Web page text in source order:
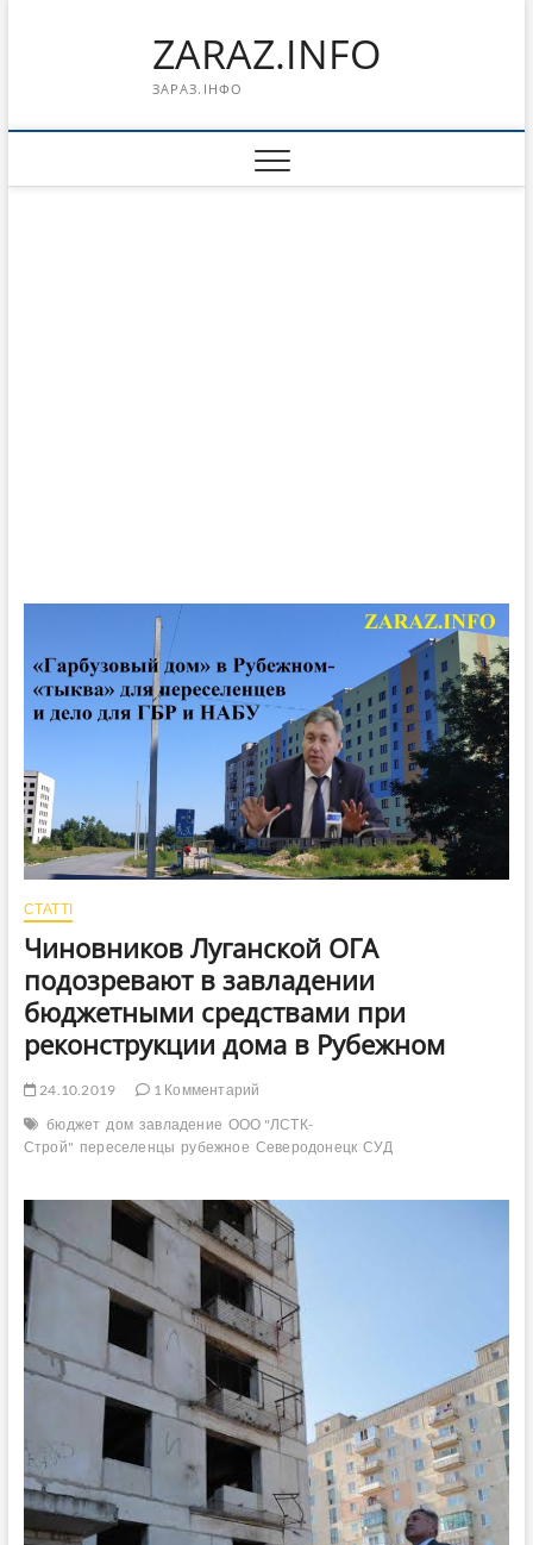
ZARAZ.INFO
ЗАРАЗ.ІНФО
СТАТТІ
Чиновников Луганской ОГА
подозревают в завладении
бюджетными средствами при
реконструкции дома в Рубежном
24.10.2019
1 Комментарий
бюджет дом завладение ООО "ЛСТК-
Строй" переселенцы рубежное Северодонецк СУД